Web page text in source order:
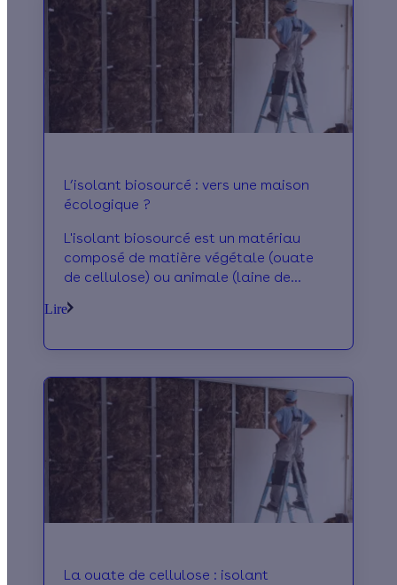
l'intérieur.
L’isolant biosourcé : vers une maison
écologique ?
L'isolant biosourcé est un matériau
composé de matière végétale (ouate
de cellulose) ou animale (laine de
l'environnement. Son caractère
construction d'habitat écologique tout
en permettant d'isoler efficacement.
Lire
La ouate de cellulose : isolant